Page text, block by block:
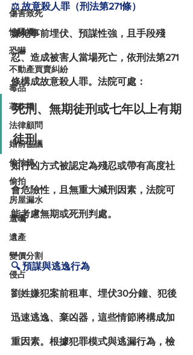
傷害致死
性騷擾
恐嚇
不動產買賣糾紛
毒品
著作權
法律顧問
婚前協議
偷拍鎮
偷拍
房屋漏水
遺囑
遺產
變價分割
侵占
⚖️ 故意殺人罪（刑法第271條）
嫌犯事前埋伏、預謀性強，且手段殘
忍、造成被害人當場死亡，依刑法第271
條構成故意殺人罪。法院可處：
死刑、無期徒刑或七年以上有期
徒刑。
如行凶方式被認定為殘忍或帶有高度社
會危險性，且無重大減刑因素，法院可
能考慮無期或死刑判處。
🔍 預謀與逃逸行為
劉姓嫌犯案前租車、埋伏30分鐘、犯後
迅速逃逸、棄凶器，這些情節將構成加
重因素。根據犯罪模式與逃漏行為，檢